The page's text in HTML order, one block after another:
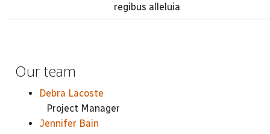
regibus alleluia
Our team
Debra Lacoste
Project Manager
Jennifer Bain